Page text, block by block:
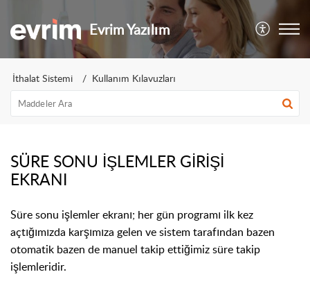
Evrim Yazılım
İthalat Sistemi Kullanım Kılavuzları
SÜRE SONU İŞLEMLER GİRİŞİ
EKRANI
Süre sonu işlemler ekranı; her gün programı ilk kez
açtığımızda karşımıza gelen ve sistem tarafından bazen
otomatik bazen de manuel takip ettiğimiz süre takip
işlemleridir.